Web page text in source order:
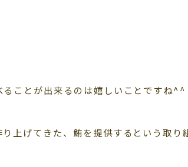
ことが出来るのは嬉しいことですね^^
上げてきた、鮪を提供するという取り